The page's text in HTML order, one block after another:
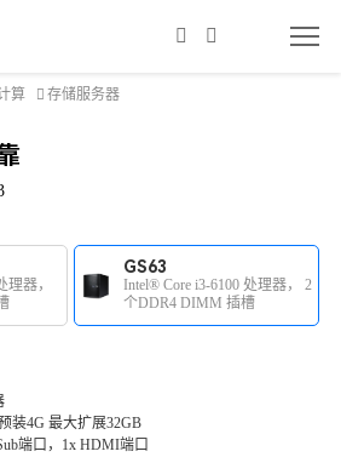
算 存储服务器
理器，
GS63
Intel® Core i3-6100 处理器， 2
个DDR4 DIMM 插槽
装4G 最大扩展32GB
端口，1x HDMI端口